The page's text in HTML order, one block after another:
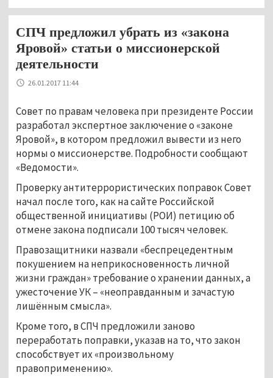
СПЧ предложил убрать из «закона
Яровой» статьи о миссионерской
деятельности
26.01.2017 11:44
Совет по правам человека при президенте России
разработал экспертное заключение о «законе
Яровой», в котором предложил вывести из него
нормы о миссионерстве. Подробности сообщают
«Ведомости».
Проверку антитеррористических поправок Совет
начал после того, как на сайте Российской
общественной инициативы (РОИ) петицию об
отмене закона подписали 100 тысяч человек.
Правозащитники назвали «беспрецедентным
покушением на неприкосновенность личной
жизни граждан» требование о хранении данных, а
ужесточение УК – «неоправданным и зачастую
лишённым смысла».
Кроме того, в СПЧ предложили заново
переработать поправки, указав на то, что закон
способствует их «произвольному
правоприменению».